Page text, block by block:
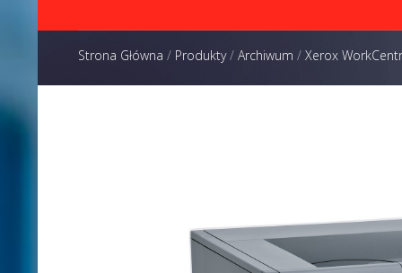
Strona Główna / Produkty/ Archiwum / Xerox